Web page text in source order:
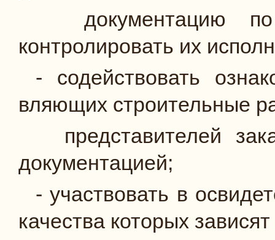
документацию по
контролировать их
- содействовать
вляющих строительные
представителей
документацией;
- участвовать в
качества кото­рых